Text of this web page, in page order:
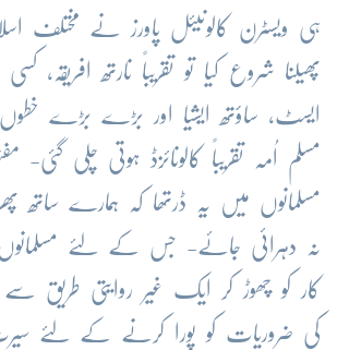
ہی ویسٹرن کالونیئل پاورز نے مختلف
پھیلنا شروع کیا تو تقریباً نارتھ افریقہ،
ایسٹ، ساؤتھ ایشیا اور بڑے بڑے خطوں
مسلم اُمہ تقریباً کالونائزڈ ہوتی چلی گئی-
مسلمانوں میں یہ ڈرتھا کہ ہمارے ساتھ
نہ دہرائی جائے- جس کے لئے مسلمانوں
کار کو چھوڑ کر ایک غیر روایتی طریق
کی ضروریات کو پورا کرنے کے لئے